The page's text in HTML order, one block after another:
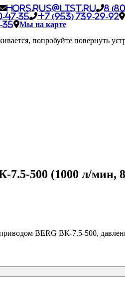
hors.rus@list.ru 8
47-35 +7 (953) 739-29-92
35
Мы на карте
попробуйте повернуть
7.5-500 (1000 л/мин,
BERG ВК-7.5-500,